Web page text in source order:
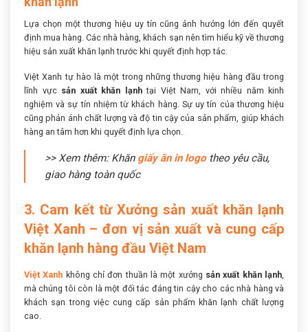
Lựa chọn một thương hiệu uy tín cũng ảnh hưởng lớn đến quyết
định mua hàng. Các nhà hàng, khách sạn nên tìm hiểu kỹ về thương
hiệu sản xuất khăn lạnh trước khi quyết định hợp tác.
Việt Xanh tự hào là một trong những thương hiệu hàng đầu trong
lĩnh vực sản xuất khăn lạnhtại Việt Nam, với nhiều năm kinh
nghiệm và sự tín nhiệm từ khách hàng. Sự uy tín của thương hiệu
cũng phản ánh chất lượng và độ tin cậy của sản phẩm, giúp khách
hàng an tâm hơn khi quyết định lựa chọn.
>> Xem thêm: Khăn giấy ăn in logotheo yêu cầu,
giao hàng toàn quốc
3. Cam kết từ Xưởng sản xuất khăn lạnh
Việt Xanh – đơn vị sản xuất và cung cấp
khăn lạnh hàng đầu Việt Nam
Việt Xanh không chỉ đơn thuần là một xưởng sản xuất khăn lạnh,
mà chúng tôi còn là một đối tác đáng tin cậy cho các nhà hàng và
khách sạn trong việc cung cấp sản phẩm khăn lạnh chất lượng
cao.